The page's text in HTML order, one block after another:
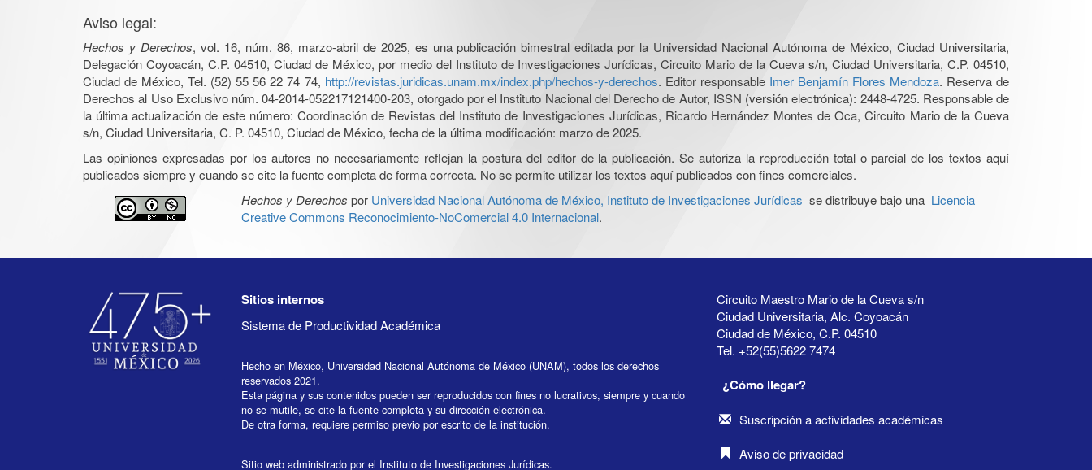
Aviso legal:
Hechos y Derechos, vol. 16, núm. 86, marzo-abril de 2025, es una publicación bimestral editada por la Universidad Nacional Autónoma de México, Ciudad Universitaria,
Delegación Coyoacán, C.P. 04510, Ciudad de México, por medio del Instituto de Investigaciones Jurídicas, Circuito Mario de la Cueva s/n, Ciudad Universitaria, C.P. 04510,
Ciudad de México, Tel. (52) 55 56 22 74 74, http://revistas.juridicas.unam.mx/index.php/hechos-y-derechos. Editor responsable Imer Benjamín Flores Mendoza. Reserva de
Derechos al Uso Exclusivo núm. 04-2014-052217121400-203, otorgado por el Instituto Nacional del Derecho de Autor, ISSN (versión electrónica): 2448-4725. Responsable de
la última actualización de este número: Coordinación de Revistas del Instituto de Investigaciones Jurídicas, Ricardo Hernández Montes de Oca, Circuito Mario de la Cueva
s/n, Ciudad Universitaria, C. P. 04510, Ciudad de México, fecha de la última modificación: marzo de 2025.
Las opiniones expresadas por los autores no necesariamente reflejan la postura del editor de la publicación. Se autoriza la reproducción total o parcial de los textos aquí
publicados siempre y cuando se cite la fuente completa de forma correcta. No se permite utilizar los textos aquí publicados con fines comerciales.
Hechos y Derechos por Universidad Nacional Autónoma de México, Instituto de Investigaciones Jurídicas se distribuye bajo una Licencia
Creative Commons Reconocimiento-NoComercial 4.0 Internacional.
Sitios internos
Sistema de Productividad Académica
Hecho en México, Universidad Nacional Autónoma de México (UNAM), todos los derechos
reservados 2021.
Esta página y sus contenidos pueden ser reproducidos con fines no lucrativos, siempre y cuando
no se mutile, se cite la fuente completa y su dirección electrónica.
De otra forma, requiere permiso previo por escrito de la institución.
Sitio web administrado por el Instituto de Investigaciones Jurídicas.
Circuito Maestro Mario de la Cueva s/n
Ciudad Universitaria, Alc. Coyoacán
Ciudad de México, C.P. 04510
Tel. +52(55)5622 7474
¿Cómo llegar?
Suscripción a actividades académicas
Aviso de privacidad